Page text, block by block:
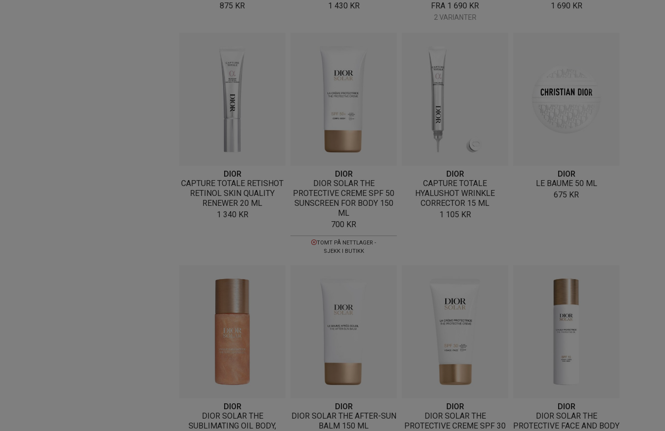
875 KR
1 430 KR
FRA 1 690 KR
2 VARIANTER
1 690 KR
DIOR
CAPTURE TOTALE RETISHOT
RETINOL SKIN QUALITY
RENEWER 20 ML
1 340 KR
DIOR
DIOR SOLAR THE
PROTECTIVE CREME SPF 50
SUNSCREEN FOR BODY 150
ML
700 KR
TOMT PÅ NETTLAGER -
SJEKK I BUTIKK
DIOR
CAPTURE TOTALE
HYALUSHOT WRINKLE
CORRECTOR 15 ML
1 105 KR
DIOR
LE BAUME 50 ML
675 KR
DIOR
DIOR SOLAR THE
SUBLIMATING OIL BODY,
DIOR
DIOR SOLAR THE AFTER-SUN
BALM 150 ML
DIOR
DIOR SOLAR THE
PROTECTIVE CREME SPF 30
DIOR
DIOR SOLAR THE
PROTECTIVE FACE AND BODY